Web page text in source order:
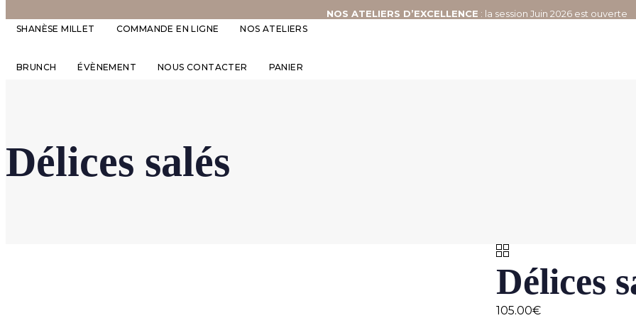
NOS ATELIERS D’EXCELLENCE : la session Juin 2026 est ouverte
SHANÈSE MILLET COMMANDE EN LIGNE NOS ATELIERS
BRUNCH ÉVÈNEMENT NOUS CONTACTER PANIER
Délices salés
Délices
105.00€